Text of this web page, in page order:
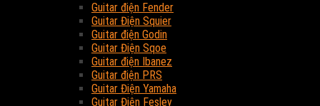
Guitar điện Fender
Guitar Điện Squier
Guitar điện Godin
Guitar Điện Sqoe
Guitar điện Ibanez
Guitar điện PRS
Guitar Điện Yamaha
Guitar Điện Fesley